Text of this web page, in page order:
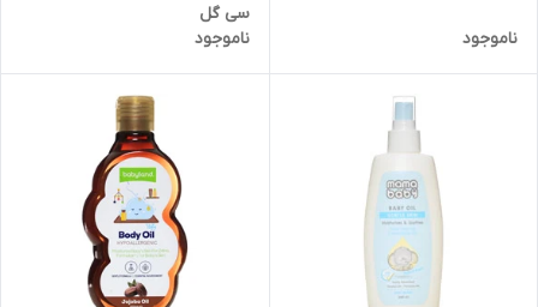
ناموجود
سی گل
ناموجود